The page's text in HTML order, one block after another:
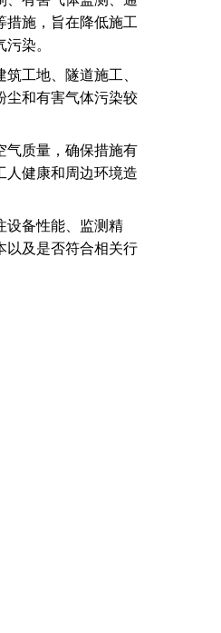
措施，旨在降低施工
染。
工地、隧道施工、
尘和有害气体污染较
气质量，确保措施有
人健康和周边环境造
设备性能、监测精
以及是否符合相关行